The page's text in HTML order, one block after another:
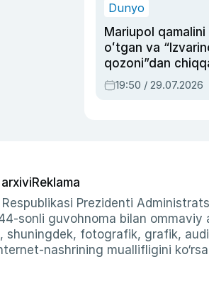
Dunyo
Mariupol
oʻtgan va
qozoni”dan
qahramon —
armiyasi bosh
19:50 / 29.07.2026
Reklama
Prezidenti
sonli guvohnoma bilan ommaviy
shuningdek, fotografik, grafik,
nashrining muallifligini